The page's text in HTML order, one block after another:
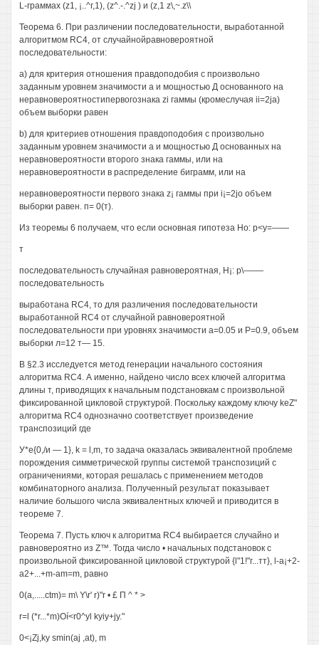
L-граммах (z1, ¡..^г,1), (z^.-.^zj ) и (z,1 z\,~.z\\
Теорема 6. При различении последовательности, выработанной
алгоритмом RC4, от случайнойравновероятной
последовательности:
a) для критерия отношения правдоподобия с произвольно
заданным уровнем значимости а и мощностью Д основанного на
неравновероятностипервогознака zi гаммы (кромеслучая ii=2ja)
объем выборки равен
b) для критериев отношения правдоподобия с произвольно
заданным уровнем значимости а и мощностью Д основанных на
неравновероятности второго знака гаммы, или на
неравновероятности в распределение биграмм, или на
неравновероятности первого знака z¡ гаммы при i¡=2jo объем
выборки равен. п= 0(т).
Из теоремы 6 получаем, что если основная гипотеза Но: р<у=——
т
последовательность случайная равновероятная, H¡: р\-——
последовательность
выработана RC4, то для различения последовательности
выработанной RC4 от случайной равновероятной
последовательности при уровнях значимости а=0.05 и Р=0.9, объем
выборки л=12 т— 15.
В §2.3 исследуется метод генерации начального состояния
алгоритма RC4. А именно, найдено число всех ключей алгоритма
длины т, приводящих к начальным подстановкам с произвольной
фиксированной цикловой структурой. Поскольку каждому ключу keZ"
алгоритма RC4 однозначно соответствует произведение
транспозиций где
У*е{0,/и — 1}, k = l,m, то задача оказалась эквивалентной проблеме
порождения симметрической группы системой транспозиций с
ограничениями, которая решалась с применением методов
комбинаторного анализа. Полученный результат показывает
наличие большого числа эквивалентных ключей и приводится в
теореме 7.
Теорема 7. Пусть ключ к алгоритма RC4 выбирается случайно и
равновероятно из Z™. Тогда число • начальных подстановок с
произвольной фиксированной цикловой структурой {l"1!"г...тт}, l-a¡+2-
a2+...+m-am=m, равно
0(а,.....ctm)= m\ Y\r' r)"r • £ П ^ * >
r=l (*r...*m)Oí<r0^yl kyiy+jy."
0<¡Zj,ky smin(aj ,at), m